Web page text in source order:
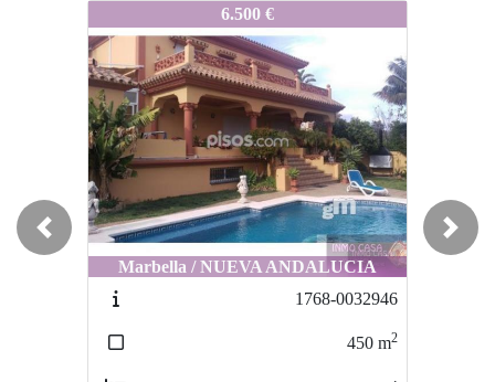
6.500 €
Marbella / NUEVA ANDALUCIA
1768-0032946
450m2
8241-007765
Marbella / Nueva Andalucia
Previous Next